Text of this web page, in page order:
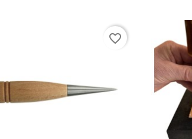
favorite_border